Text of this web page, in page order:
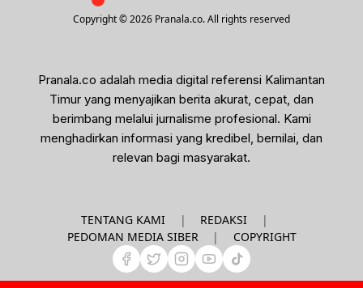
Copyright © 2026 Pranala.co. All rights reserved
Pranala.co adalah media digital referensi Kalimantan
Timur yang menyajikan berita akurat, cepat, dan
berimbang melalui jurnalisme profesional. Kami
menghadirkan informasi yang kredibel, bernilai, dan
relevan bagi masyarakat.
TENTANG KAMI | REDAKSI
|
PEDOMAN MEDIA SIBER
| COPYRIGHT